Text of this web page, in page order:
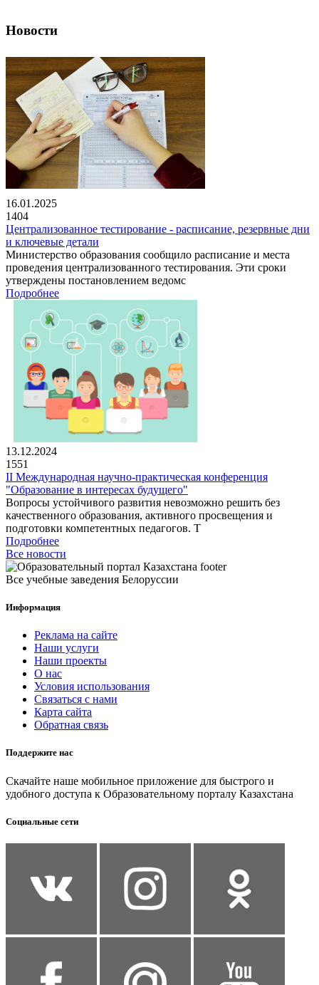
Новости
16.01.2025
1404
Централизованное тестирование - расписание, резервные дни
и ключевые детали
Министерство образования сообщило расписание и места
проведения централизованного тестирования. Эти сроки
утверждены постановлением ведомс
Подробнее
13.12.2024
1551
II Международная научно-практическая конференция
"Образование в интересах будущего"
Вопросы устойчивого развития невозможно решить без
качественного образования, активного просвещения и
подготовки компетентных педагогов. Т
Подробнее
Все новости
Все учебные заведения Белоруссии
Информация
Реклама на сайте
Наши услуги
Наши проекты
О нас
Условия использования
Связаться с нами
Карта сайта
Обратная связь
Поддержите нас
Скачайте наше мобильное приложение для быстрого и
удобного доступа к Образовательному порталу Казахстана
Социальные сети